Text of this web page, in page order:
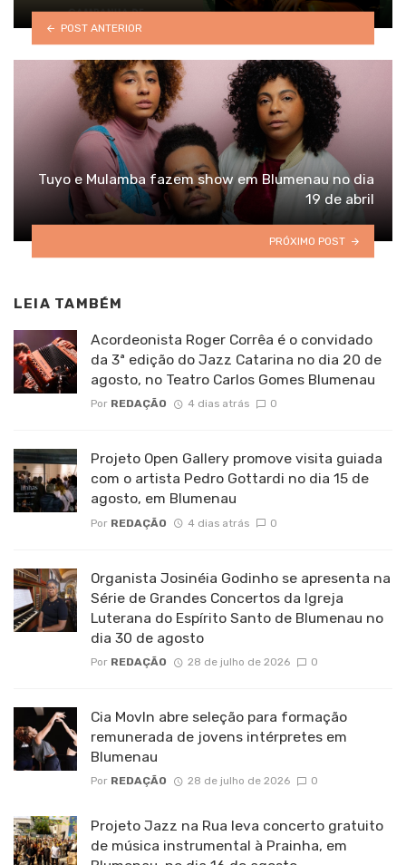
POST ANTERIOR
Tuyo e Mulamba fazem show em Blumenau no dia
19 de abril
PRÓXIMO POST
LEIA TAMBÉM
Acordeonista Roger Corrêa é o convidado
da 3ª edição do Jazz Catarina no dia 20 de
agosto, no Teatro Carlos Gomes Blumenau
Por REDAÇÃO 4 dias atrás 0
Projeto Open Gallery promove visita guiada
com o artista Pedro Gottardi no dia 15 de
agosto, em Blumenau
Por REDAÇÃO 4 dias atrás 0
Organista Josinéia Godinho se apresenta na
Série de Grandes Concertos da Igreja
Luterana do Espírito Santo de Blumenau no
dia 30 de agosto
Por REDAÇÃO 28 de julho de 2026 0
Cia MovIn abre seleção para formação
remunerada de jovens intérpretes em
Blumenau
Por REDAÇÃO 28 de julho de 2026 0
Projeto Jazz na Rua leva concerto gratuito
de música instrumental à Prainha, em